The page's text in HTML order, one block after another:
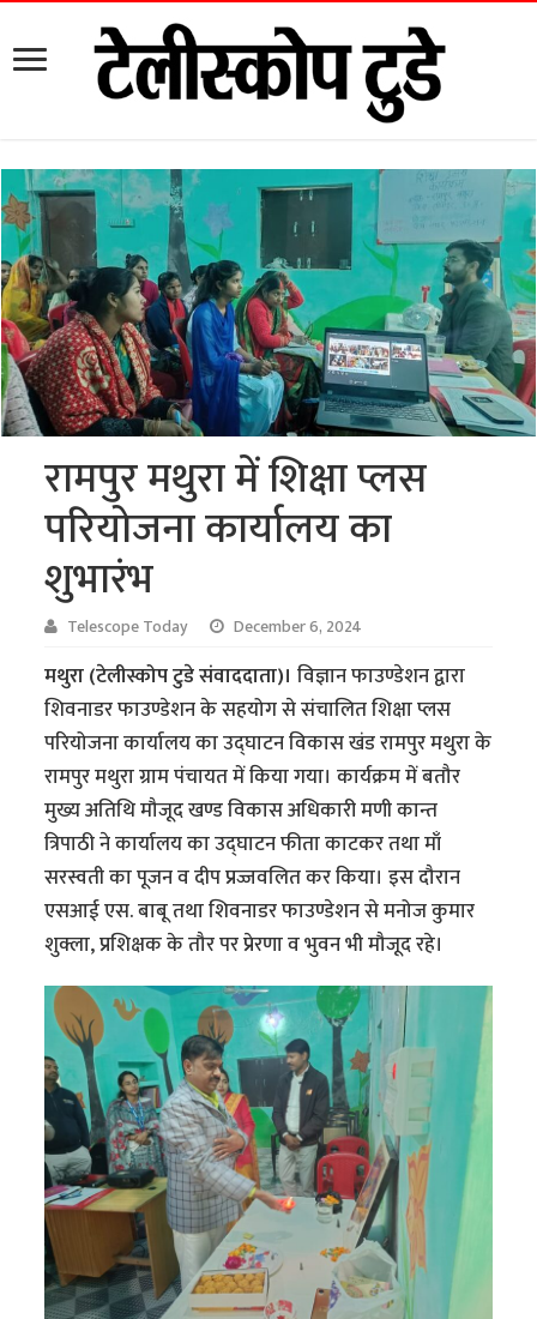
रामपुर मथुरा में शिक्षा प्लस
परियोजना कार्यालय का
शुभारंभ
Telescope Today December 6, 2024
मथुरा (टेलीस्कोप टुडे संवाददाता)। विज्ञान फाउण्डेशन द्वारा
शिवनाडर फाउण्डेशन के सहयोग से संचालित शिक्षा प्लस
परियोजना कार्यालय का उद्घाटन विकास खंड रामपुर मथुरा के
रामपुर मथुरा ग्राम पंचायत में किया गया। कार्यक्रम में बतौर
मुख्य अतिथि मौजूद खण्ड विकास अधिकारी मणी कान्त
त्रिपाठी ने कार्यालय का उद्घाटन फीता काटकर तथा माँ
सरस्वती का पूजन व दीप प्रज्जवलित कर किया। इस दौरान
एसआई एस. बाबू तथा शिवनाडर फाउण्डेशन से मनोज कुमार
शुक्ला, प्रशिक्षक के तौर पर प्रेरणा व भुवन भी मौजूद रहे।